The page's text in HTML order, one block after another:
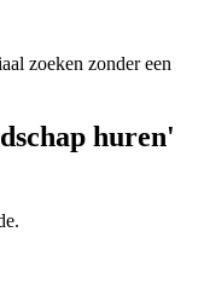
zoeken zonder een
huren'